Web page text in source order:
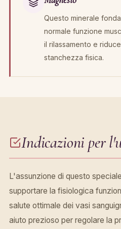
Questo minerale
normale funzione
il rilassamento e
stanchezza fisica.
Indicazioni per
L'assunzione di questo
supportare la fisiologica
salute ottimale dei vasi
aiuto prezioso per regolare la